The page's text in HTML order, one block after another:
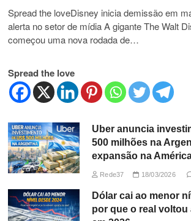
Spread the loveDisney inicia demissão em
alerta no setor de mídia A gigante The Walt
começou uma nova rodada de…
Spread the love
Uber anuncia
500 milhões na
expansão na
Rede37 18/03/2026
Dólar cai ao menor
por que o real voltou